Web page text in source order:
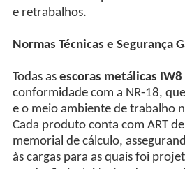
e retrabalhos.
Normas Técnicas e Segurança
Todas as escoras metálicas IW8
conformidade com a NR-18,
e o meio ambiente de trabalho
Cada produto conta com ART
memorial de cálculo,
às cargas para as quais foi